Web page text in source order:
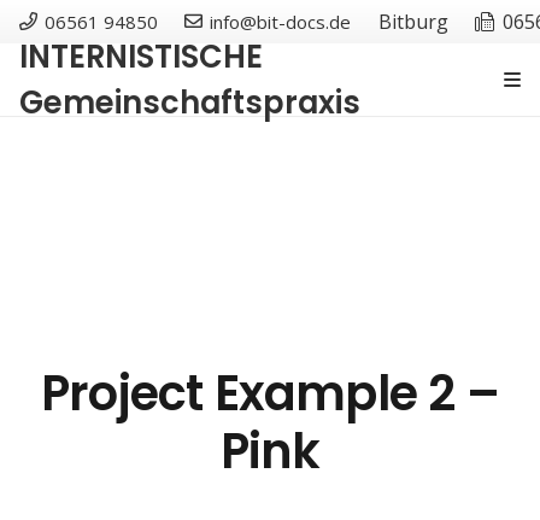
06561 94850 info@bit-docs.de Bitburg
INTERNISTISCHE
Gemeinschaftspraxis
Project Example 2 –
Pink